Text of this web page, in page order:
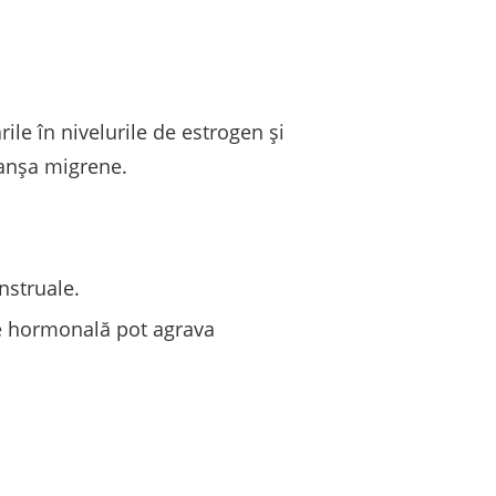
în nivelurile de estrogen și
migrene.
pot agrava